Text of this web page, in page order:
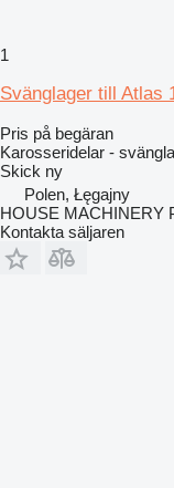
1
Svänglager till Atlas
Pris på begäran
Karosseridelar -
Skick ny
Polen, Łęgajny
HOUSE MACHINERY
Kontakta säljaren